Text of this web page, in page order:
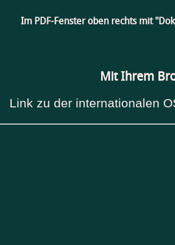
Im PDF-Fenster oben rechts mit
Mit Ihrem
Link zu der internationalen